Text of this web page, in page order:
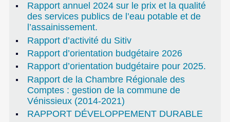
Rapport annuel 2024 sur le prix et la qualité
des services publics de l’eau potable et de
l’assainissement.
Rapport d’activité du Sitiv
Rapport d’orientation budgétaire 2026
Rapport d’orientation budgétaire pour 2025.
Rapport de la Chambre Régionale des
Comptes : gestion de la commune de
Vénissieux (2014-2021)
RAPPORT DÉVELOPPEMENT DURABLE